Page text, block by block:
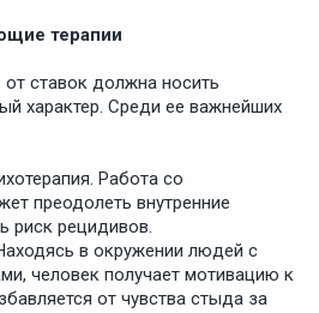
терапии
ставок должна носить
характер. Среди ее важнейших
Работа со
преодолеть внутренние
риск рецидивов.
в окружении людей с
человек получает мотивацию к
от чувства стыда за